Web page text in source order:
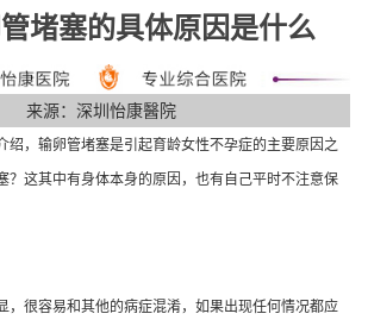
堵塞的具体原因是什么
来源：深圳怡康醫院
， 输卵管堵塞是引起育龄女性不孕症的主要原因之
？这其中有身体本身的原因，也有自己平时不注意保
，很容易和其他的病症混淆，如果出现任何情况都应